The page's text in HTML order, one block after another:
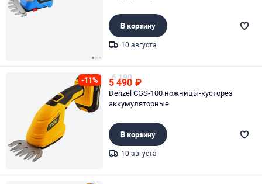
В корзину
10 августа
-11% 6 190
5 490 ₽
Denzel CGS-100 ножницы-кусторез
аккумуляторные
В корзину
10 августа